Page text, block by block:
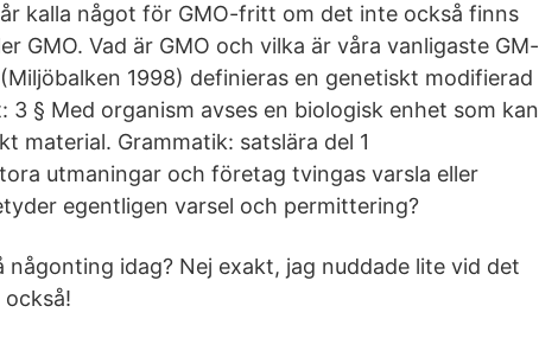
kalla något för GMO-fritt om det inte också finns
GMO. Vad är GMO och vilka är våra vanligaste GM-
1998) definieras en genetiskt modifierad
3 § Med organism avses en biologisk enhet som kan
material. Grammatik: satslära del 1
utmaningar och företag tvingas varsla eller
egentligen varsel och permittering?
idag? Nej exakt, jag nuddade lite vid det